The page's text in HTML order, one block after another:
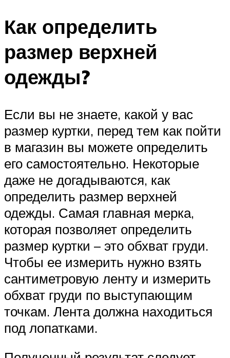
Как определить
размер верхней
одежды?
Если вы не знаете, какой у вас
размер куртки, перед тем как пойти
в магазин вы можете определить
его самостоятельно. Некоторые
даже не догадываются, как
определить размер верхней
одежды. Самая главная мерка,
которая позволяет определить
размер куртки – это обхват груди.
Чтобы ее измерить нужно взять
сантиметровую ленту и измерить
обхват груди по выступающим
точкам. Лента должна находиться
под лопатками.